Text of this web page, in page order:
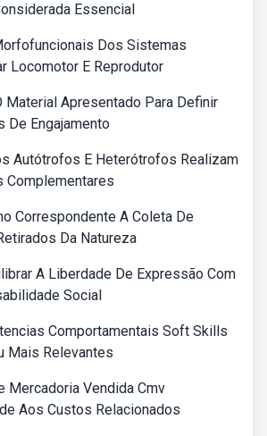
Essencial
Dos Sistemas
Locomotor E Reprodutor
Material Apresentado Para Definir
De Engajamento
Autótrofos E Heterótrofos Realizam
Complementares
Correspondente A Coleta De
Da Natureza
A Liberdade De Expressão Com
Social
Comportamentais Soft Skills
Mais Relevantes
Mercadoria Vendida Cmv
Aos Custos Relacionados